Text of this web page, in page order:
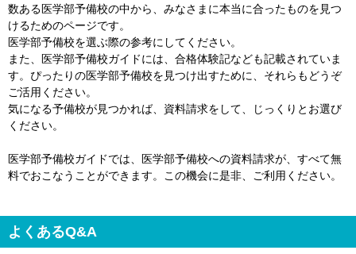
数ある医学部予備校の中から、みなさまに本当に合ったものを見つ
けるためのページです。
医学部予備校を選ぶ際の参考にしてください。
また、医学部予備校ガイドには、合格体験記なども記載されていま
す。ぴったりの医学部予備校を見つけ出すために、それらもどうぞ
ご活用ください。
気になる予備校が見つかれば、資料請求をして、じっくりとお選び
ください。
医学部予備校ガイドでは、医学部予備校への資料請求が、すべて無
料でおこなうことができます。この機会に是非、ご利用ください。
よくあるQ&A